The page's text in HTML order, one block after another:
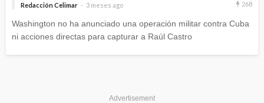
Redacción Celimar 3 meses ago 268
Washington no ha anunciado una operación militar contra Cuba
ni acciones directas para capturar a Raúl Castro
Advertisement